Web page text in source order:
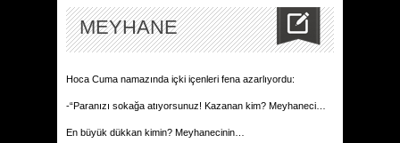
MEYHANE
Hoca Cuma namazında içki içenleri fena azarlıyordu:
-“Paranızı sokağa atıyorsunuz! Kazanan kim? Meyhaneci…
En büyük dükkan kimin? Meyhanecinin…